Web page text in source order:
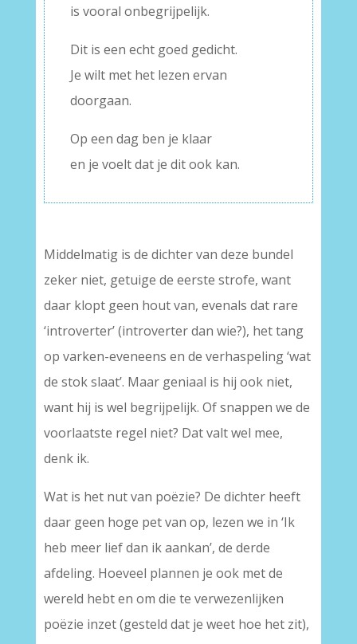
is vooral onbegrijpelijk.
Dit is een echt goed gedicht.
Je wilt met het lezen ervan
doorgaan.
Op een dag ben je klaar
en je voelt dat je dit ook kan.
Middelmatig is de dichter van deze bundel
zeker niet, getuige de eerste strofe, want
daar klopt geen hout van, evenals dat rare
‘introverter’ (introverter dan wie?), het tang
op varken-eveneens en de verhaspeling ‘wat
de stok slaat’. Maar geniaal is hij ook niet,
want hij is wel begrijpelijk. Of snappen we de
voorlaatste regel niet? Dat valt wel mee,
denk ik.
Wat is het nut van poëzie? De dichter heeft
daar geen hoge pet van op, lezen we in ‘Ik
heb meer lief dan ik aankan’, de derde
afdeling. Hoeveel plannen je ook met de
wereld hebt en om die te verwezenlijken
poëzie inzet (gesteld dat je weet hoe het zit),